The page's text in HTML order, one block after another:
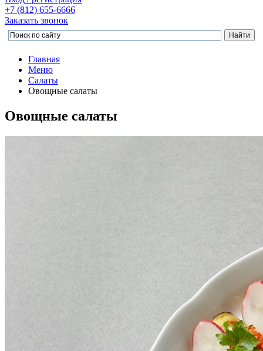
+7 (812) 655-6666
Заказать звонок
Главная
Меню
Салаты
Овощные салаты
Овощные салаты